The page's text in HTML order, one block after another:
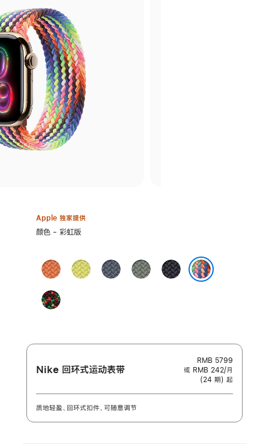
Apple 独家提供
选
色:
颜色 - 彩虹版
姜
黄
末
色
霓
虹
铁
锚
灰
绿
午
夜
Black
Unity
Connection
Nike 回环式运动表带
RMB 5799
或 RMB 242/月
(24 期) 起
质地轻盈、回环式扣件、可随意调节